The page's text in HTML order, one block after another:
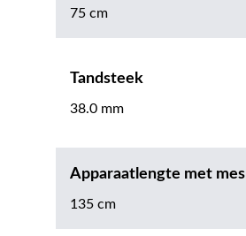
75 cm
Tandsteek
38.0 mm
Apparaatlengte met mes
135 cm